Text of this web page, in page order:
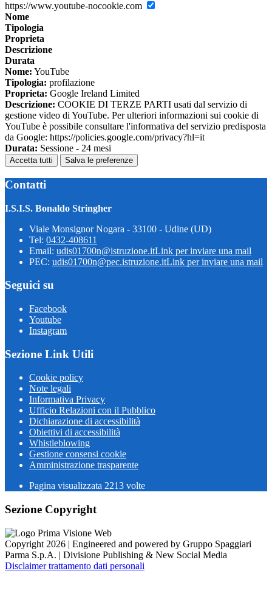
https://www.youtube-nocookie.com
Nome
Tipologia
Proprieta
Descrizione
Durata
Nome: YouTube
Tipologia: profilazione
Proprieta: Google Ireland Limited
Descrizione: COOKIE DI TERZE PARTI usati dal servizio di
gestione video di YouTube. Per ulteriori informazioni sui cookie di
YouTube è possibile consultare l'informativa del servizio predisposta
da Google: https://policies.google.com/privacy?hl=it
Durata: Sessione - 24 mesi
Accetta tutti Salva le preferenze
Contatti
I.S.I.S. Bonaldo Stringher
Viale Monsignor Nogara - 33100 - Udine (UD)
Tel: 0432-408611
Email: udis01700n@istruzione.itLink per inviare una mail
PEC: udis01700n@pec.istruzione.itLink per inviare una mail
Seguici su
Facebook
Youtube
Instagram
Sezione Link Utili
Cookie policy
Note legali
Informativa Privacy
Ufficio Relazioni con il Pubblico
Dichiarazione di accessibilità
Obiettivi di accessibilità
Whistleblowing
Gestione consensi cookie
Amministrazione trasparente
Pagina visualizzata 2213 volte
Sezione Copyright
Copyright 2026 | Engineered and powered by Gruppo Spaggiari
Parma S.p.A. | Divisione Publishing & New Social Media
Disclaimer trattamento dati personali